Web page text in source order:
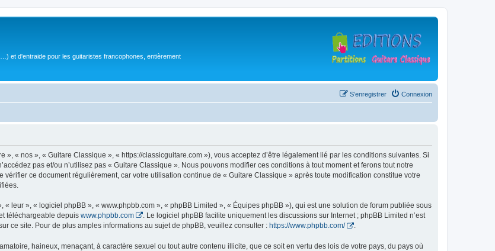
et d'entraide pour les guitaristes francophones, entièrement
Connexion
S’enregistrer
« nos », « Guitare Classique », « https://classicguitare.com »), vous acceptez d’être légalement lié par les conditions suivantes. Si
pas et/ou n’utilisez pas « Guitare Classique ». Nous pouvons modifier ces conditions à tout moment et ferons tout notre
ce document régulièrement, car votre utilisation continue de « Guitare Classique » après toute modification constitue votre
leur », « logiciel phpBB », « www.phpbb.com », « phpBB Limited », « Équipes phpBB »), qui est une solution de forum publiée sous
téléchargeable depuis www.phpbb.com
. Le logiciel phpBB facilite uniquement les discussions sur Internet ; phpBB Limited n’est
ce site. Pour de plus amples informations au sujet de phpBB, veuillez consulter : https://www.phpbb.com/ .
haineux, menaçant, à caractère sexuel ou tout autre contenu illicite, que ce soit en vertu des lois de votre pays, du pays où